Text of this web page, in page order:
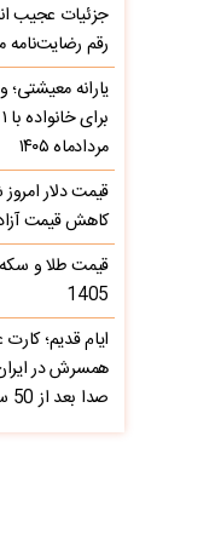
جزئیات عجیب
رقم
مردادماه ۱۴۰۵
کاهش قیمت
1405
ایام قدیم؛
همسرش در
صدا بعد از 50 سال